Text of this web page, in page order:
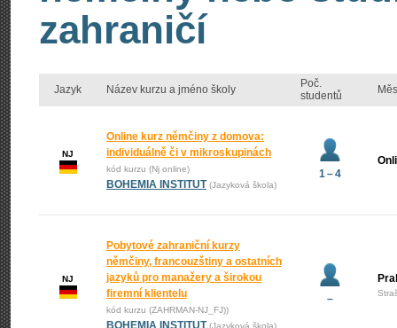
zahraničí
Jazyk Název kurzu a jméno školy
Poč.
studentů
NJ
Online kurz němčiny z domova:
individuálně či v mikroskupinách
kód kurzu (Nj online)
BOHEMIA INSTITUT (Jazyková škola)
1 – 4
NJ
Pobytové zahraniční kurzy
němčiny, francouzštiny a ostatních
jazyků pro manažery a širokou
firemní klientelu
kód kurzu (ZAHRMAN-NJ_FJ))
BOHEMIA INSTITUT (Jazyková škola)
–